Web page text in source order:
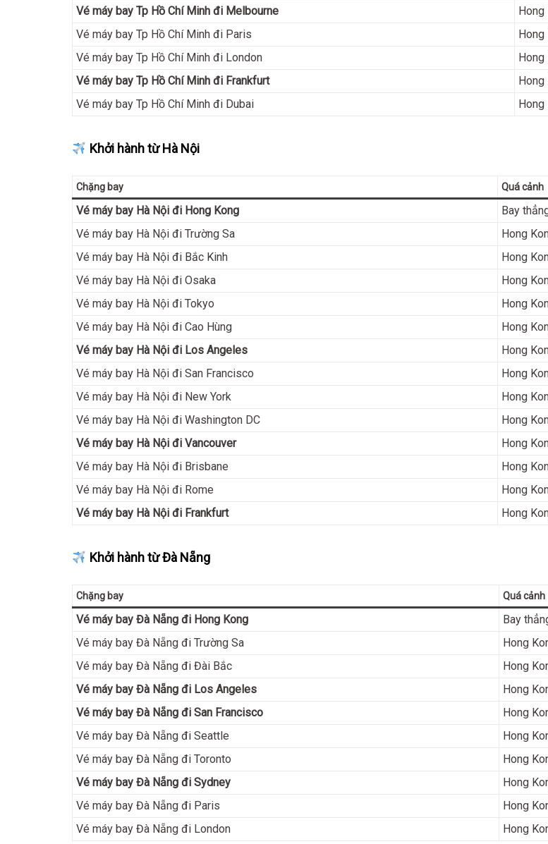
Vé máy bay Tp Hồ Chí Minh đi Melbourne
Hong
Vé máy bay Tp Hồ Chí Minh đi Paris
Hong
Vé máy bay Tp Hồ Chí Minh đi London
Hong
Vé máy bay Tp Hồ Chí Minh đi Frankfurt
Hong
Vé máy bay Tp Hồ Chí Minh đi Dubai
Hong
Khởi hành từ Hà Nội
Chặng bay Quá cảnh
Vé máy bay Hà Nội đi Hong Kong
Bay
Vé máy bay Hà Nội đi Trường Sa
Hong
Vé máy bay Hà Nội đi Bắc Kinh
Hong
Vé máy bay Hà Nội đi Osaka
Hong
Vé máy bay Hà Nội đi Tokyo
Hong
Vé máy bay Hà Nội đi Cao Hùng
Hong
Vé máy bay Hà Nội đi Los Angeles
Hong
Vé máy bay Hà Nội đi San Francisco
Hong
Vé máy bay Hà Nội đi New York
Hong
Vé máy bay Hà Nội đi Washington DC
Hong
Vé máy bay Hà Nội đi Vancouver
Hong
Vé máy bay Hà Nội đi Brisbane
Hong
Vé máy bay Hà Nội đi Rome
Hong
Vé máy bay Hà Nội đi Frankfurt
Hong
Khởi hành từ Đà Nẵng
Chặng bay Quá cảnh
Vé máy bay Đà Nẵng đi Hong Kong
Bay
Vé máy bay Đà Nẵng đi Trường Sa
Hong
Vé máy bay Đà Nẵng đi Đài Bắc
Hong
Vé máy bay Đà Nẵng đi Los Angeles
Hong
Vé máy bay Đà Nẵng đi San Francisco
Hong
Vé máy bay Đà Nẵng đi Seattle
Hong
Vé máy bay Đà Nẵng đi Toronto
Hong
Vé máy bay Đà Nẵng đi Sydney
Hong
Vé máy bay Đà Nẵng đi Paris
Hong
Vé máy bay Đà Nẵng đi London
Hong